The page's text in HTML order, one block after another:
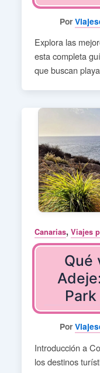
Por
Explora las
esta completa
que buscan
Canarias, Viajes
Qué
Por
Introducción a
los destinos